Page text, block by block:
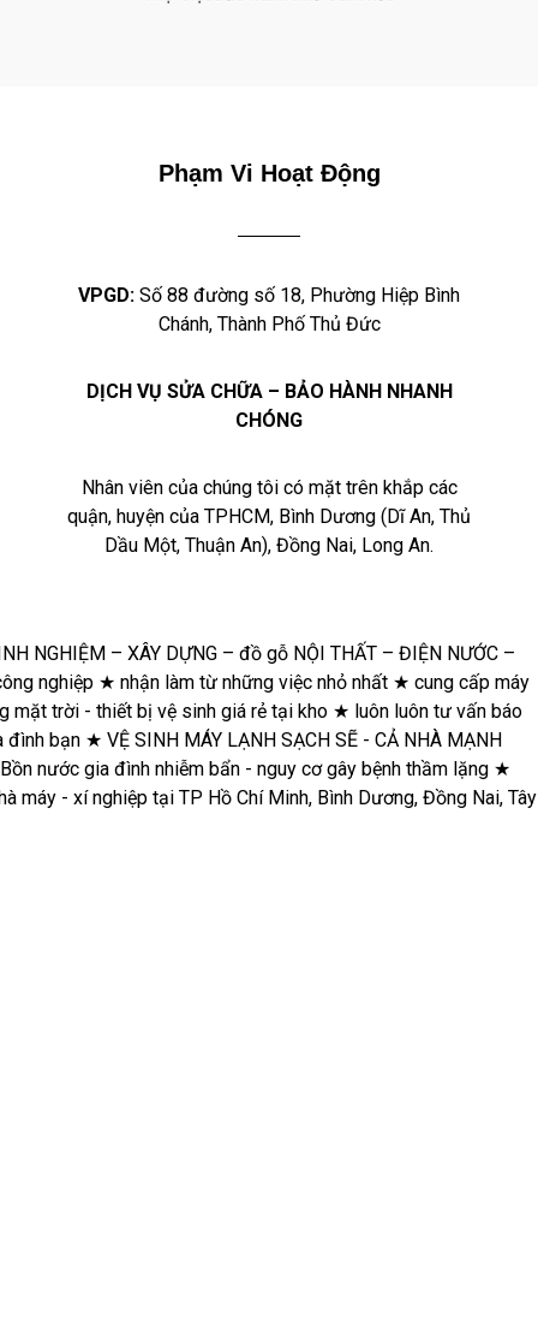
Phạm Vi Hoạt Động
VPGD: Số 88 đường số 18, Phường Hiệp Bình
Chánh, Thành Phố Thủ Đức
DỊCH VỤ SỬA CHỮA – BẢO HÀNH NHANH
CHÓNG
Nhân viên của chúng tôi có mặt trên khắp các
quận, huyện của TPHCM, Bình Dương (Dĩ An, Thủ
Dầu Một, Thuận An), Đồng Nai, Long An.
– XÂY DỰNG – đồ gỗ NỘI THẤT – ĐIỆN NƯỚC – ĐIỆN
nhận làm từ những việc nhỏ nhất★ cung cấp máy lạnh giá rẻ
vệ sinh giá rẻ tại kho★luôn luôn tư vấn báo giá trước khi làm
LẠNH SẠCH SẼ - CẢ NHÀ MẠNH KHỎE★SỬA NHÀ ĐẸP
cơ gây bệnh thầm lặng★thợ việt hiện là đối tác của hơn
Dương, Đồng Nai, Tây Ninh, Long An★